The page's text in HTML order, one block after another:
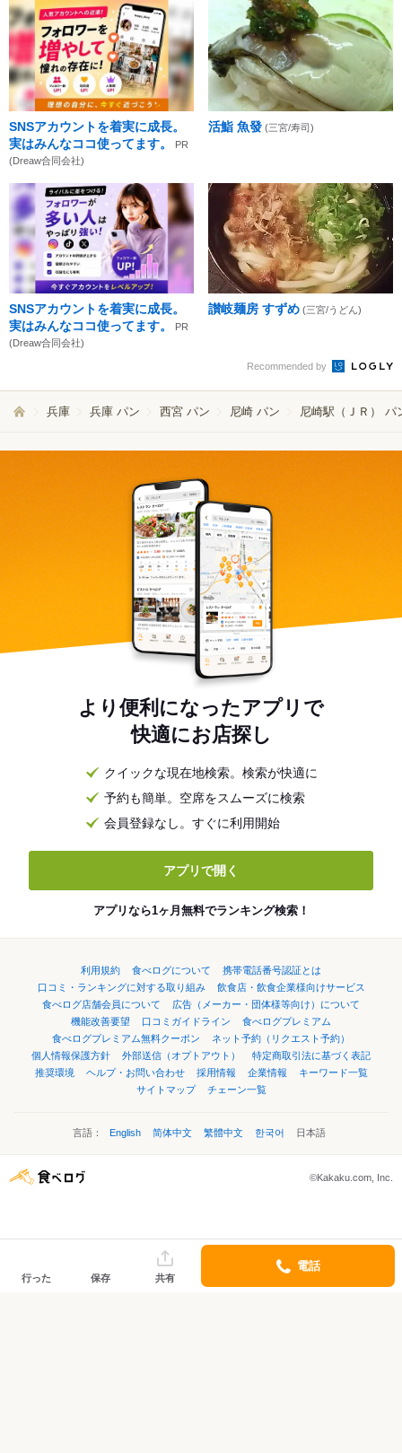
SNSアカウントを着実に成長。
実はみんなココ使ってます。
PR
(Dreaw合同会社)
活鮨 魚發 (三宮/寿司)
SNSアカウントを着実に成長。
実はみんなココ使ってます。
PR
(Dreaw合同会社)
讃岐麺房 すずめ (三宮/うどん)
Recommended by
兵庫 兵庫 パン 西宮 パン 尼崎 パン 尼崎駅（ＪＲ） パ
より便利になったアプリで
快適にお店探し
クイックな現在地検索。検索が快適に
予約も簡単。空席をスムーズに検索
会員登録なし。すぐに利用開始
アプリで開く
アプリなら1ヶ月無料でランキング検索！
利用規約 食べログについて
携帯電話番号認証とは
口コミ・ランキングに対する取り組み
飲食店・飲食企業様向けサービス
食べログ店舗会員について
広告（メーカー・団体様等向け）について
機能改善要望
口コミガイドライン
食べログプレミアム
食べログプレミアム無料クーポン
ネット予約（リクエスト予約）
個人情報保護方針
外部送信（オプトアウト）
特定商取引法に基づく表記
推奨環境
ヘルプ・お問い合わせ 採用情報 企業情報
キーワード一覧
サイトマップ
チェーン一覧
言語： English 简体中文 繁體中文 한국어 日本語
©Kakaku.com, Inc.
行った 保存 共有
電話